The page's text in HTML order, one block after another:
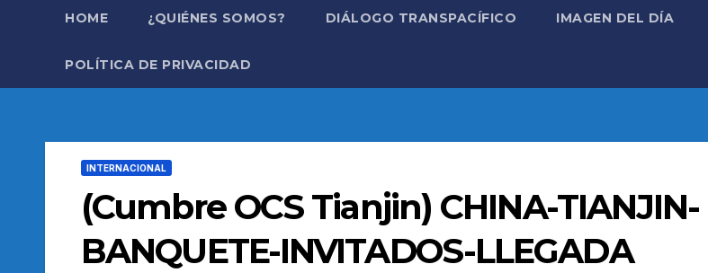
HOME ¿QUIÉNES SOMOS? DIÁLOGO TRANSPACÍFICO IMAGEN DEL DÍA
POLÍTICA DE PRIVACIDAD
INTERNACIONAL
(Cumbre OCS Tianjin) CHINA-TIANJIN-
BANQUETE-INVITADOS-LLEGADA